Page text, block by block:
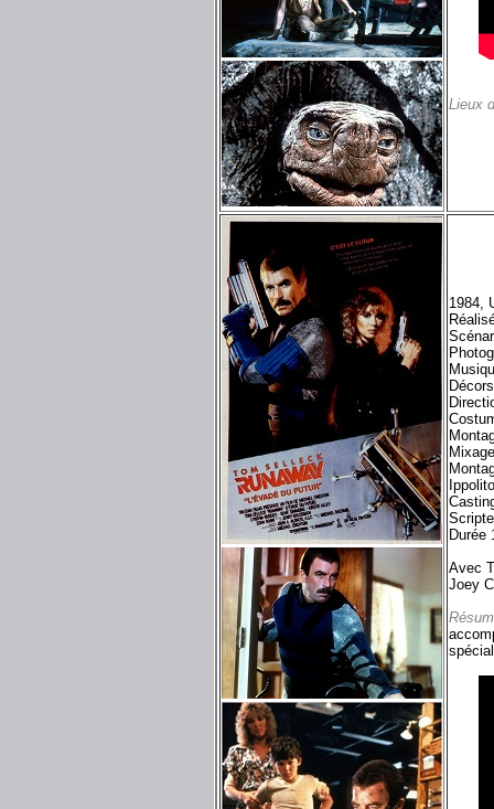
Lieux
1984,
Durée
Avec
Joey